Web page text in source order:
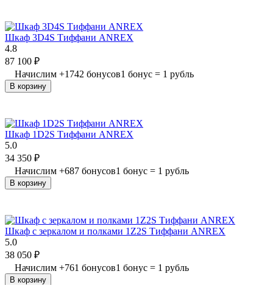
Шкаф 3D4S Тиффани ANREX
4.8
87 100 ₽
Начислим +1742 бонусов1 бонус = 1 рубль
В корзину
Шкаф 1D2S Тиффани ANREX
5.0
34 350 ₽
Начислим +687 бонусов1 бонус = 1 рубль
В корзину
Шкаф с зеркалом и полками 1Z2S Тиффани ANREX
5.0
38 050 ₽
Начислим +761 бонусов1 бонус = 1 рубль
В корзину